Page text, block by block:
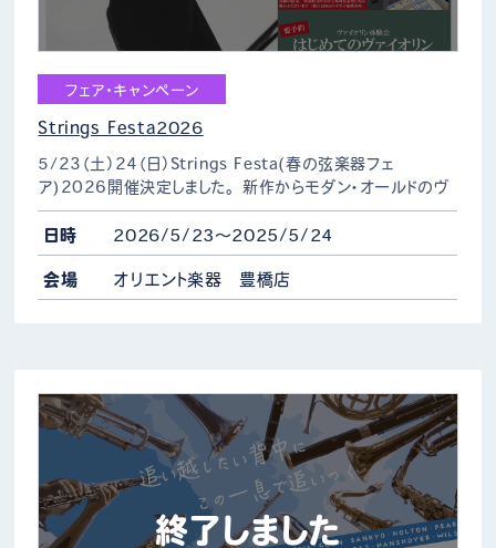
フェア・キャンペーン
Strings Festa2026
5/23（土）24（日）Strings Festa(春の弦楽器フェ
ア)2026開催決定しました。 新作からモダン・オールドのヴ
ァイオリン・ヴィオラ・チェロ等多数展示。 歴史ある名器の深
み、新しい楽器の持つ可能性、あなたの…
日時 2026/5/23～2025/5/24
会場 オリエント楽器 豊橋店
終了しました